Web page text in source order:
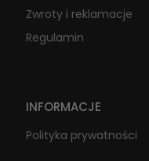
Zwroty i reklamacje
Regulamin
INFORMACJE
Polityka prywatności